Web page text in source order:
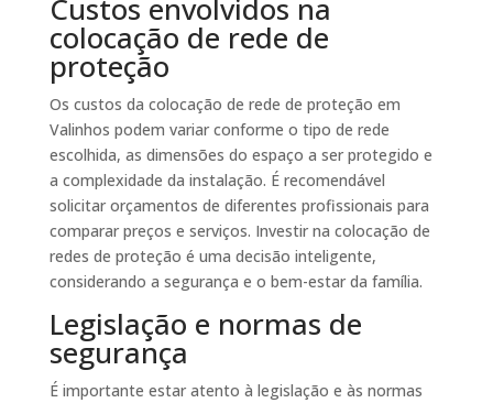
Custos envolvidos na
colocação de rede de
proteção
Os custos da colocação de rede de proteção em
Valinhos podem variar conforme o tipo de rede
escolhida, as dimensões do espaço a ser protegido e
a complexidade da instalação. É recomendável
solicitar orçamentos de diferentes profissionais para
comparar preços e serviços. Investir na colocação de
redes de proteção é uma decisão inteligente,
considerando a segurança e o bem-estar da família.
Legislação e normas de
segurança
É importante estar atento à legislação e às normas